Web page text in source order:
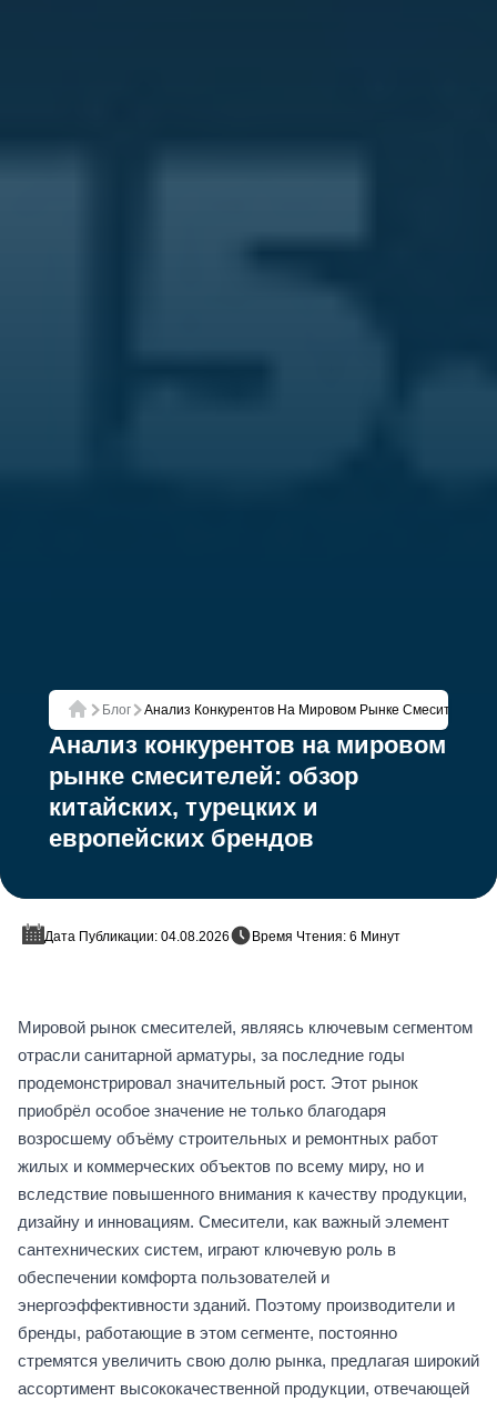
Главная
Блог Анализ Конкурентов На Мировом Рынке Смесителей:
Анализ конкурентов на мировом
рынке смесителей: обзор
китайских, турецких и
европейских брендов
Дата Публикации: 04.08.2026 Время Чтения: 6 Минут
Мировой рынок смесителей, являясь ключевым сегментом
отрасли санитарной арматуры, за последние годы
продемонстрировал значительный рост. Этот рынок
приобрёл особое значение не только благодаря
возросшему объёму строительных и ремонтных работ
жилых и коммерческих объектов по всему миру, но и
вследствие повышенного внимания к качеству продукции,
дизайну и инновациям. Смесители, как важный элемент
сантехнических систем, играют ключевую роль в
обеспечении комфорта пользователей и
энергоэффективности зданий. Поэтому производители и
бренды, работающие в этом сегменте, постоянно
стремятся увеличить свою долю рынка, предлагая широкий
ассортимент высококачественной продукции, отвечающей